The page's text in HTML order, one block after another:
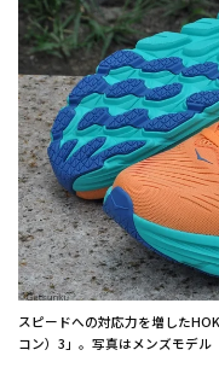
スピードへの対応力を増した
コン）3」。写真はメンズモデル